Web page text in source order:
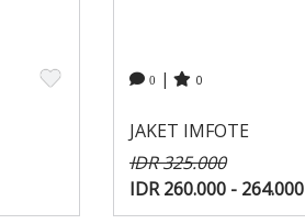
0 | 0
JAKET IMFOTE
IDR 325.000
IDR 260.000 - 264.000